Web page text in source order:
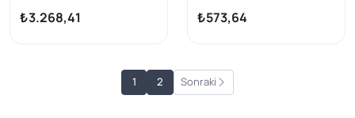
₺3.268,41
(C41)
₺573,64
1 2 Sonraki